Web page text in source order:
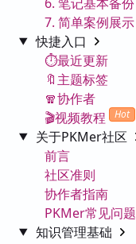
7. 简单案例展示
快捷入口
⏱️最近更新
🔖主题标签
🧣协作者
🎬视频教程
Hot
关于PKMer社区
前言
社区准则
协作者指南
PKMer常见问题
知识管理基础